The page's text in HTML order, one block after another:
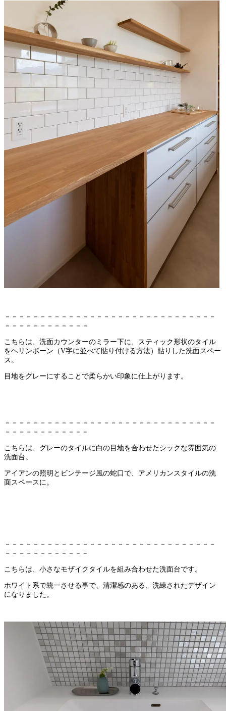
－－－－－－－－－－－－－－－－－－－－－－－－－－－－－－
－－－－－－－－－－－－
こちらは、洗面カウンターのミラー下に、スティック形状のタイル
をヘリンボーン（V字に並べて貼り付ける方法）貼りした洗面スペー
ス。
目地をグレーにすることで柔らかい印象に仕上がります。
－－－－－－－－－－－－－－－－－－－－－－－－－－－－－－
－－－－－－－－－－－－
こちらは、グレーのタイルに白の目地を合わせたシックな雰囲気の
洗面台。
アイアンの照明とビンテージ風の蛇口で、アメリカンスタイルの洗
面スペースに。
－－－－－－－－－－－－－－－－－－－－－－－－－－－－－－
－－－－－－－－－－－－
こちらは、小さなモザイクタイルを組み合わせた洗面台です。
ホワイト系で統一させる事で、清潔感のある、洗練されたデザイン
になりました。